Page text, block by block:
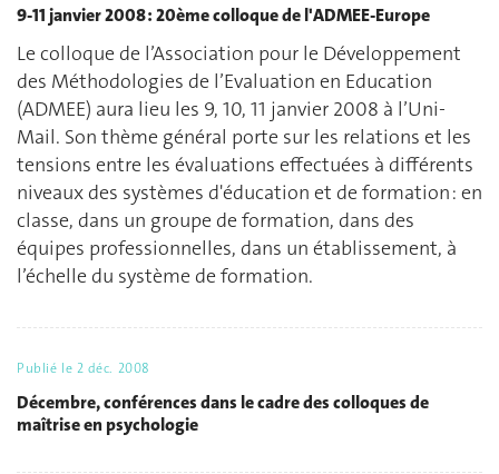
9-11 janvier 2008 : 20ème colloque de l'ADMEE-Europe
Le colloque de l’Association pour le Développement
des Méthodologies de l’Evaluation en Education
(ADMEE) aura lieu les 9, 10, 11 janvier 2008 à l’Uni-
Mail. Son thème général porte sur les relations et les
tensions entre les évaluations effectuées à différents
niveaux des systèmes d'éducation et de formation : en
classe, dans un groupe de formation, dans des
équipes professionnelles, dans un établissement, à
l’échelle du système de formation.
Publié le 2 déc. 2008
Décembre, conférences dans le cadre des colloques de
maîtrise en psychologie